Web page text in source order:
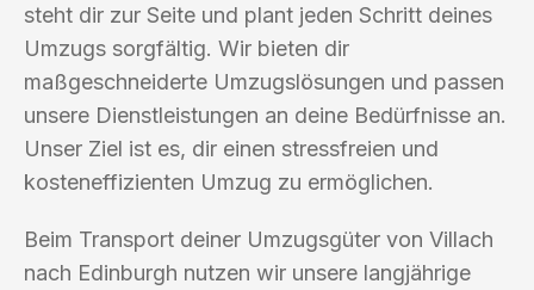
steht dir zur Seite und plant jeden Schritt deines
Umzugs sorgfältig. Wir bieten dir
maßgeschneiderte Umzugslösungen und passen
unsere Dienstleistungen an deine Bedürfnisse an.
Unser Ziel ist es, dir einen stressfreien und
kosteneffizienten Umzug zu ermöglichen.
Beim Transport deiner Umzugsgüter von Villach
nach Edinburgh nutzen wir unsere langjährige